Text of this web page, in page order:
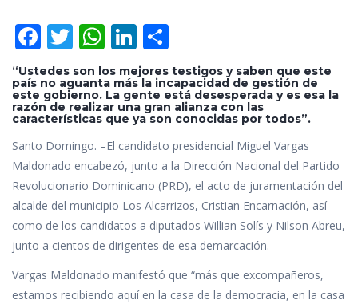
F
ac
e
b
o
o
k
T
w
itt
er
W
h
at
s
A
p
p
Li
n
k
e
dI
n
o
m
p
ar
ti
r
“Ustedes son los mejores testigos y saben que este
país no aguanta más la incapacidad de gestión de
este gobierno. La gente está desesperada y es esa la
razón de realizar una gran alianza con las
características que ya son conocidas por todos”.
Santo Domingo. –El candidato presidencial Miguel Vargas
Maldonado encabezó, junto a la Dirección Nacional del Partido
Revolucionario Dominicano (PRD), el acto de juramentación del
alcalde del municipio Los Alcarrizos, Cristian Encarnación, así
como de los candidatos a diputados Willian Solís y Nilson Abreu,
junto a cientos de dirigentes de esa demarcación.
Vargas Maldonado manifestó que “más que excompañeros,
estamos recibiendo aquí en la casa de la democracia, en la casa